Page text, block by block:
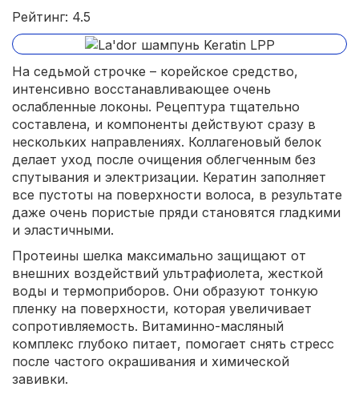
Рейтинг: 4.5
На седьмой строчке – корейское средство,
интенсивно восстанавливающее очень
ослабленные локоны. Рецептура тщательно
составлена, и компоненты действуют сразу в
нескольких направлениях. Коллагеновый белок
делает уход после очищения облегченным без
спутывания и электризации. Кератин заполняет
все пустоты на поверхности волоса, в результате
даже очень пористые пряди становятся гладкими
и эластичными.
Протеины шелка максимально защищают от
внешних воздействий ультрафиолета, жесткой
воды и термоприборов. Они образуют тонкую
пленку на поверхности, которая увеличивает
сопротивляемость. Витаминно-масляный
комплекс глубоко питает, помогает снять стресс
после частого окрашивания и химической
завивки.